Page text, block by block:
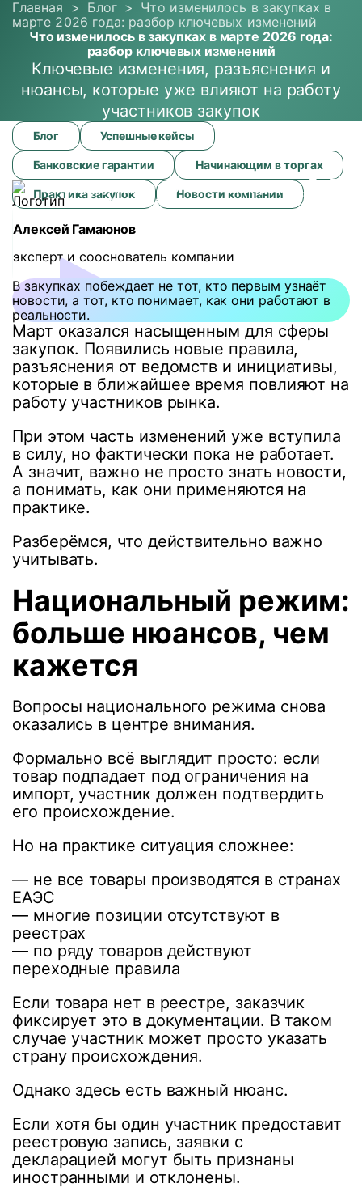
Агентам и
партнерам
О
компании
Проекты Пн-Пт
Главная > Блог > Что изменилось в закупках в
марте 2026 года: разбор ключевых изменений
Что изменилось в закупках в марте 2026 года:
разбор ключевых изменений
Ключевые изменения, разъяснения и
нюансы, которые уже влияют на работу
участников закупок
Что
изменилось
в
закупках
в
марте
года:
ключевых
Блог Успешные кейсы
Банковские гарантии Начинающим в торгах
Практика закупок Новости компании
Алексей Гамаюнов
эксперт и сооснователь компании
В закупках побеждает не тот, кто первым узнаёт
новости, а тот, кто понимает, как они работают в
реальности.
Март оказался насыщенным для сферы
закупок. Появились новые правила,
разъяснения от ведомств и инициативы,
которые в ближайшее время повлияют на
работу участников рынка.
При этом часть изменений уже вступила
в силу, но фактически пока не работает.
А значит, важно не просто знать новости,
а понимать, как они применяются на
практике.
Разберёмся, что действительно важно
учитывать.
Национальный режим:
больше нюансов, чем
кажется
Вопросы национального режима снова
оказались в центре внимания.
Формально всё выглядит просто: если
товар подпадает под ограничения на
импорт, участник должен подтвердить
его происхождение.
Но на практике ситуация сложнее:
— не все товары производятся в странах
ЕАЭС
— многие позиции отсутствуют в
реестрах
— по ряду товаров действуют
переходные правила
Если товара нет в реестре, заказчик
фиксирует это в документации. В таком
случае участник может просто указать
страну происхождения.
Однако здесь есть важный нюанс.
Если хотя бы один участник предоставит
реестровую запись, заявки с
декларацией могут быть признаны
иностранными и отклонены.